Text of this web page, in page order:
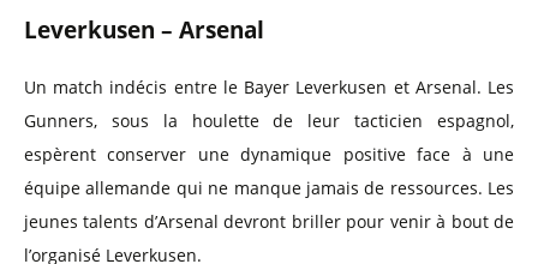
Leverkusen – Arsenal
Un match indécis entre le Bayer Leverkusen et Arsenal. Les
Gunners, sous la houlette de leur tacticien espagnol,
espèrent conserver une dynamique positive face à une
équipe allemande qui ne manque jamais de ressources. Les
jeunes talents d’Arsenal devront briller pour venir à bout de
l’organisé Leverkusen.